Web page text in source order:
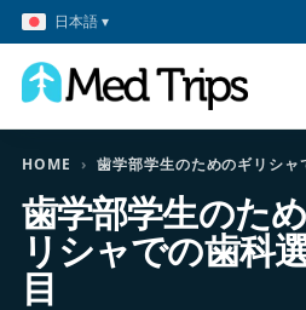
日本語 ▾
HOME › 歯学部学生のためのギリシャ
歯学部学生のた
リシャでの歯科
目